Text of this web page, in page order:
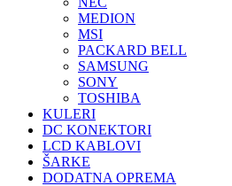
MEDION
MSI
PACKARD BELL
SAMSUNG
SONY
TOSHIBA
KULERI
DC KONEKTORI
LCD KABLOVI
ŠARKE
DODATNA OPREMA